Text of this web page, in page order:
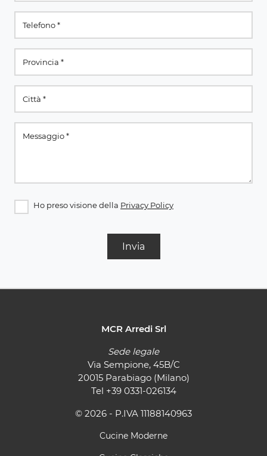
Ho preso visione della Privacy Policy
Invia
MCR Arredi Srl
Sede legale
Via Sempione, 45B/C
20015 Parabiago (Milano)
Tel +39 0331-026134
© 2026 - P.IVA 11188140963
Cucine Moderne